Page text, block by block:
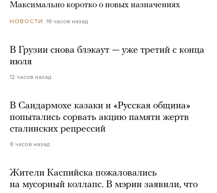
Максимально коротко о новых назначениях
НОВОСТИ 18 часов назад
В Грузии снова блэкаут — уже третий с конца
июля
12 часов назад
В Сандармохе казаки и «Русская община»
попытались сорвать акцию памяти жертв
сталинских репрессий
8 часов назад
Жители Каспийска пожаловались
на мусорный коллапс. В мэрии заявили, что